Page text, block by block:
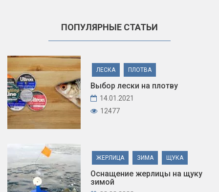
ПОПУЛЯРНЫЕ СТАТЬИ
ЛЕСКА ПЛОТВА
Выбор лески на плотву
14.01.2021
12477
ЖЕРЛИЦА ЗИМА ЩУКА
Оснащение жерлицы на щуку
зимой